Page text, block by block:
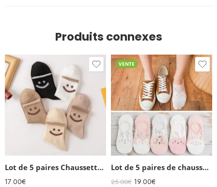
Produits connexes
Lot de 5 paires Chaussettes rigolotes Femme
17.00€
VENTE
Lot de 5 paires de chaussettes invisibles Kawaii
25.00€ 19.00€